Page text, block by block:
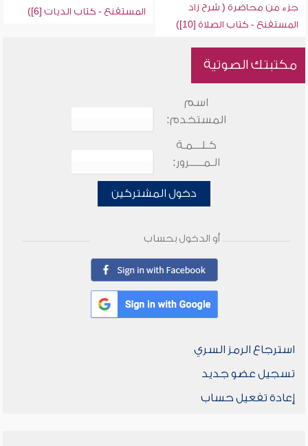
جزء من محاضرة ( شرح زاد
المستقنع - كتاب الصلاة [10])
المستقنع - كتاب الديات [6])
مكتبتك الصوتية
اسم
المستخدم:
كـلـــمـة
الـمـــــرور:
دخول المشتركين
أو الدخول بحساب
استرجاع الرمز السري
تسجيل عضو جديد
إعادة تفعيل حساب